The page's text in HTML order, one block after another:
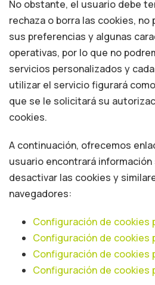
No obstante, el usuario debe
rechaza o borra las cookies,
sus preferencias y algunas
operativas, por lo que no
servicios personalizados y
utilizar el servicio figurará
que se le solicitará su
cookies.
A continuación, ofrecemos
usuario encontrará
desactivar las cookies y
navegadores:
Configuración de cookies
Configuración de cookies
Configuración de cookies
Configuración de cookies